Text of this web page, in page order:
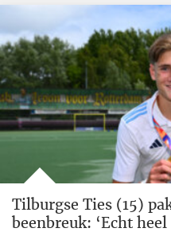
Tilburgse Ties (15)
beenbreuk: ‘Echt